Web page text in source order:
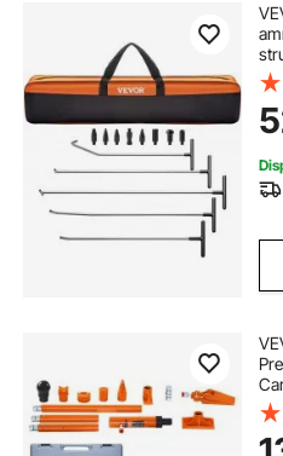
avvitatore a impulsi auto
martinetto cric auto